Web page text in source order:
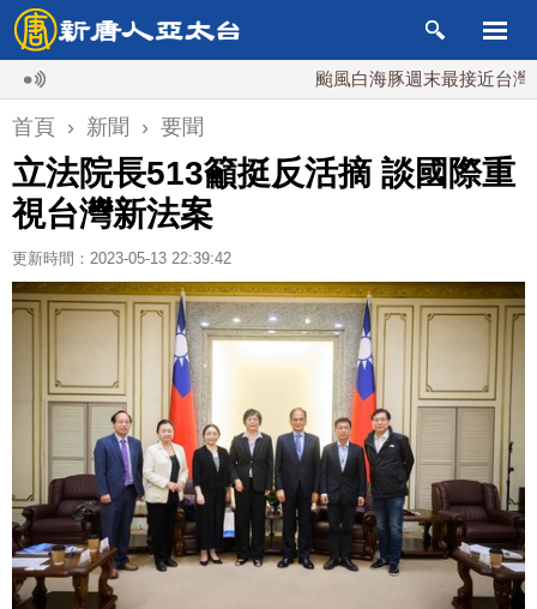
颱風白海豚週末最接近台灣 最快9日
首頁 › 新聞 › 要聞
立法院長513籲挺反活摘 談國際重
視台灣新法案
更新時間：2023-05-13 22:39:42